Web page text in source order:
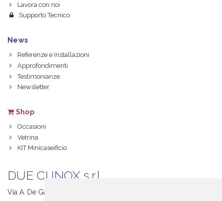
Lavora con noi
Supporto Tecnico
News
Referenze e Installazioni
Approfondimenti
Testimonianze
Newsletter
Shop
Occasioni
Vetrina
KIT Minicaseificio
DUE CI INOX s.r.l.
Via A. De Gasperi, 1